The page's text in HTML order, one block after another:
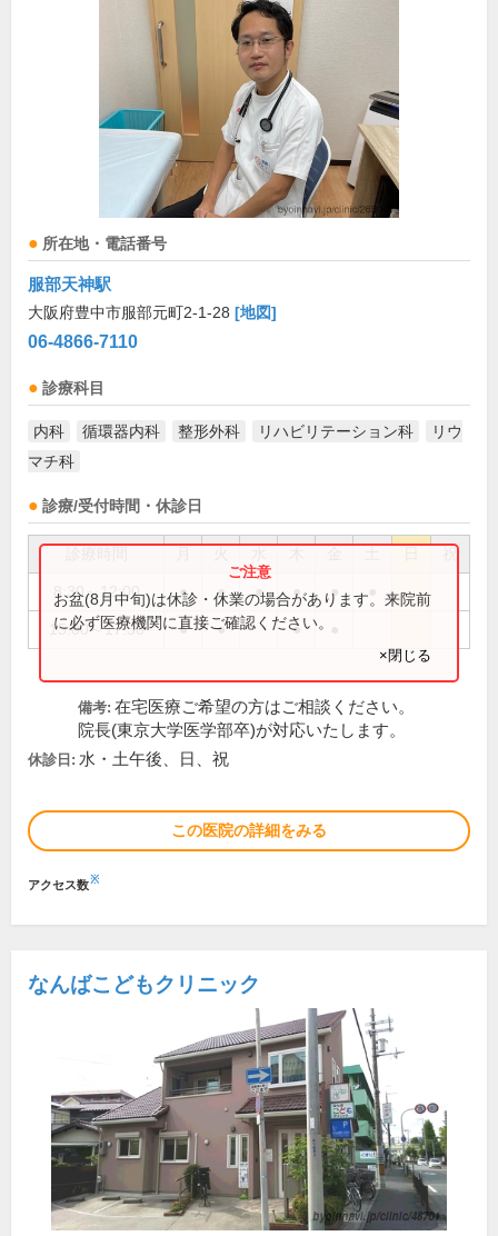
所在地・電話番号
服部天神駅
大阪府豊中市服部元町2-1-28 [地図]
06-4866-7110
診療科目
内科 循環器内科 整形外科 リハビリテーション科
リウ
マチ科
診療/受付時間・休診日
祝
8:30～12:00 ● ● ● ● ●
15:00～17:30 ● ● ●
お盆(8月中旬)は休診・休業の場合があります。来院前
に必ず医療機関に直接ご確認ください。
×閉じる
備考: 在宅医療ご希望の方はご相談ください。
院長(東京大学医学部卒)が対応いたします。
休診日: 水・土午後、日、祝
この医院の詳細をみる
アクセス数※
なんばこどもクリニック